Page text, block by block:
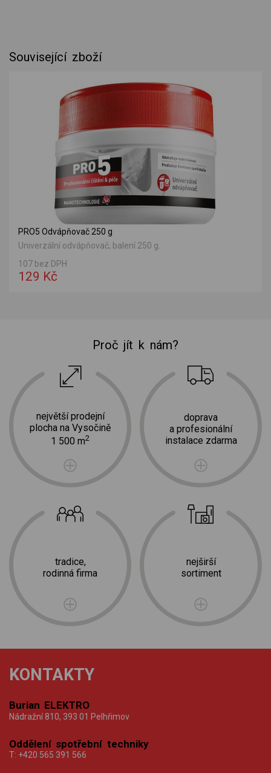
Související zboží
PRO5 Odvápňovač 250 g
Univerzální odvápňovač, balení 250 g.
107 bez DPH
129 Kč
Proč jít k nám?
největší prodejní
plocha na Vysočině
1 500 m2
tradice,
rodinná firma
doprava
a profesionální
instalace zdarma
nejširší
sortiment
KONTAKTY
Burian ELEKTRO
Nádražní 810, 393 01 Pelhřimov
Oddělení spotřební techniky
T: +420 565 391 566